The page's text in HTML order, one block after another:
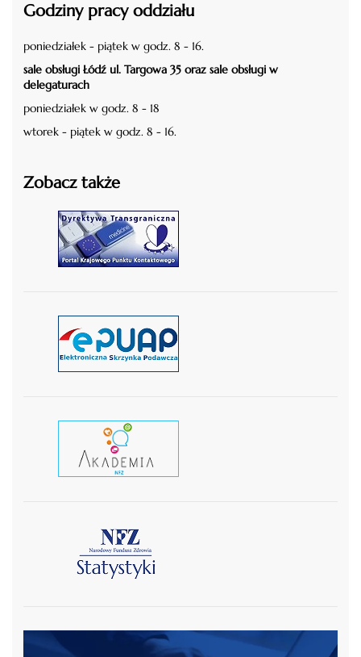
Godziny pracy oddziału
poniedziałek - piątek w godz. 8 - 16.
sale obsługi Łódź ul. Targowa 35 oraz sale obsługi w
delegaturach
poniedziałek w godz. 8 - 18
wtorek - piątek w godz. 8 - 16.
Zobacz także
czytaj więcej
czytaj więcej
czytaj więcej